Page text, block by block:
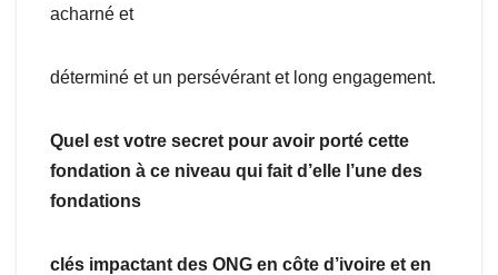
acharné et
déterminé et un persévérant et long engagement.
Quel est votre secret pour avoir porté cette
fondation à ce niveau qui fait d’elle l’une des
fondations
clés impactant des ONG en côte d’ivoire et en